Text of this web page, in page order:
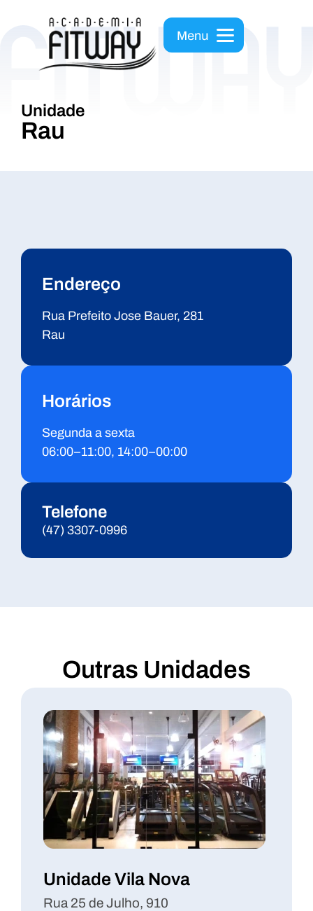
Unidade
Rau
Endereço
Rua Prefeito Jose Bauer, 281
Rau
Horários
Segunda a sexta
06:00–11:00, 14:00–00:00
Telefone
(47) 3307-0996
Outras Unidades
Unidade Vila Nova
Rua 25 de Julho, 910